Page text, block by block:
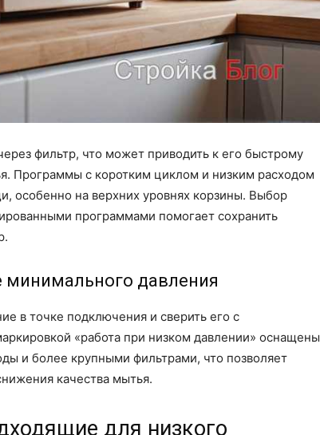
фильтр, что может приводить к его быстрому
Программы с коротким циклом и низким расходом
особенно на верхних уровнях корзины. Выбор
программами помогает сохранить
минимального давления
в точке подключения и сверить его с
«работа при низком давлении» оснащены
и более крупными фильтрами, что позволяет
качества мытья.
для низкого